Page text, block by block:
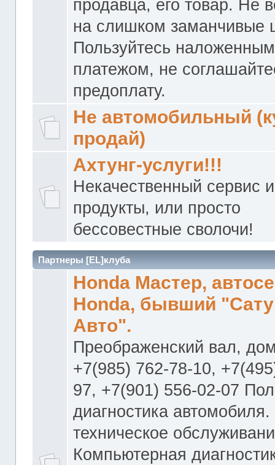
продавца, его товар. Не
на слишком заманчивые
Пользуйтесь наложенным
платежом, не
предоплату.
Не автомобильный
продай)
Ахтунг-услуги!!!
Некачественный сервис и
продукты, или просто
бессовестные сволочи!
Партнеры [EL]клуба
Honda Мастер,
Honda, бывший
Авто".
Преображенский вал,
+7(985) 762-78-10,
97, +7(901) 556-02-07
диагностика
техническое
Компьютерная